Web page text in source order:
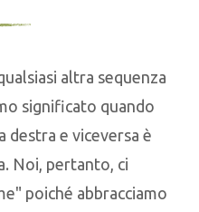
altra sequenza
significato quando
destra e viceversa è
Noi, pertanto, ci
poiché abbracciamo